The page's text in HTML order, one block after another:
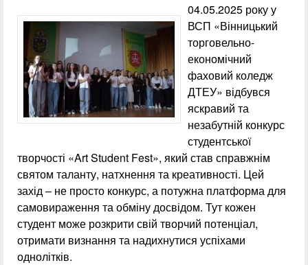
04.05.2025 року у
ВСП «Вінницький
торговельно-
економічний
фаховий коледж
ДТЕУ» відбувся
яскравий та
незабутній конкурс
студентської
творчості «Art Student Fest», який став справжнім
святом таланту, натхнення та креативності. Цей
захід – не просто конкурс, а потужна платформа для
самовираження та обміну досвідом. Тут кожен
студент може розкрити свій творчий потенціал,
отримати визнання та надихнутися успіхами
однолітків.